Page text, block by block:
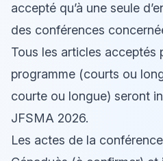
accepté qu’à une seule
des conférences
Tous les articles acceptés
programme (courts ou
courte ou longue) seront
JFSMA 2026.
Les actes de la